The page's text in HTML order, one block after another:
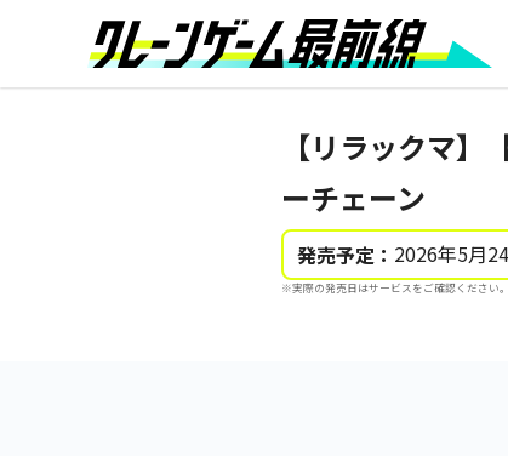
【リラックマ
ーチェーン
発売予定： 2026年5月
※実際の発売日はサービスをご確認ください。